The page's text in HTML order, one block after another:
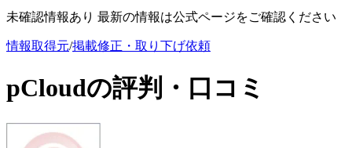
未確認情報あり 最新の情報は公式ページをご確認ください
情報取得元/掲載修正・取り下げ依頼
pCloudの評判・口コミ